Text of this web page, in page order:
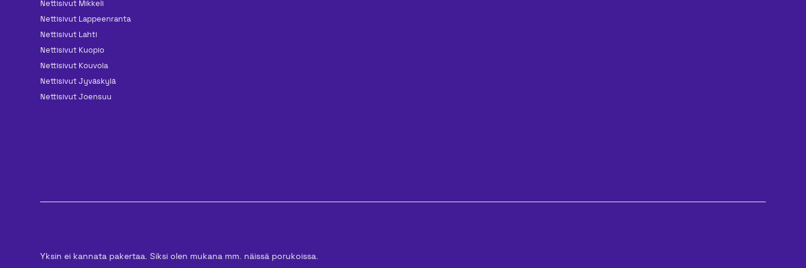
Nettisivut Mikkeli
Nettisivut Lappeenranta
Nettisivut Lahti
Nettisivut Kuopio
Nettisivut Kouvola
Nettisivut Jyväskylä
Nettisivut Joensuu
Yksin ei kannata pakertaa. Siksi olen mukana mm. näissä porukoissa.